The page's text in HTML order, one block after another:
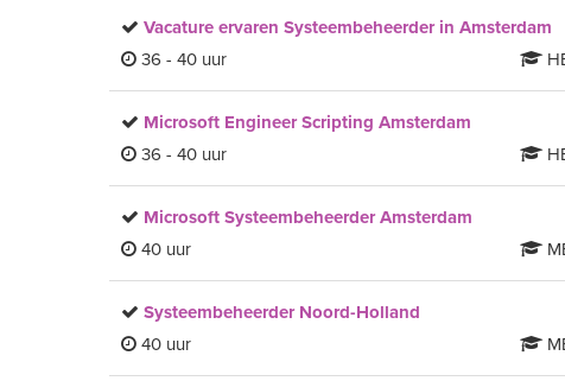
Vacature ervaren Systeembeheerder in Amsterdam
36 - 40 uur
Microsoft Engineer Scripting Amsterdam
36 - 40 uur
Microsoft Systeembeheerder Amsterdam
40 uur
Systeembeheerder Noord-Holland
40 uur